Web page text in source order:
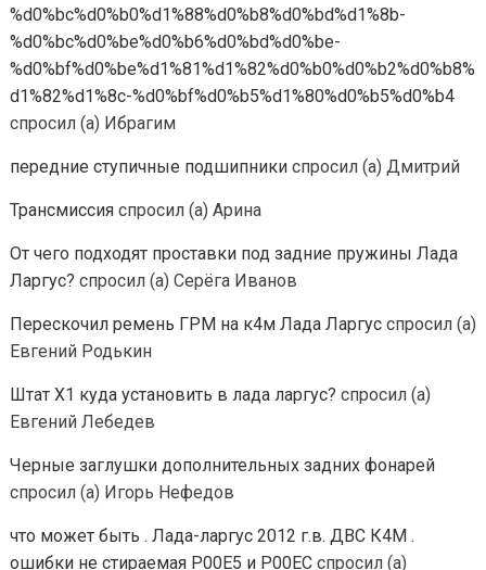
%d0%bc%d0%b0%d1%88%d0%b8%d0%bd%d1%8b-
%d0%bc%d0%be%d0%b6%d0%bd%d0%be-
%d0%bf%d0%be%d1%81%d1%82%d0%b0%d0%b2%d0%b8%
d1%82%d1%8c-%d0%bf%d0%b5%d1%80%d0%b5%d0%b4
спросил (а) Ибрагим
передние ступичные подшипникиспросил (а) Дмитрий
Трансмиссияспросил (а) Арина
От чего подходят проставки под задние пружины Лада
Ларгус? спросил (а) Серёга Иванов
Перескочил ремень ГРМ на к4м Лада Ларгусспросил (а)
Евгений Родькин
Штат Х1 куда установить в лада ларгус? спросил (а)
Евгений Лебедев
Черные заглушки дополнительных задних фонарей
спросил (а) Игорь Нефедов
что может быть . Лада-ларгус 2012 г.в. ДВС К4М .
ошибки не стираемая Р00Е5 и Р00ЕСспросил (а)